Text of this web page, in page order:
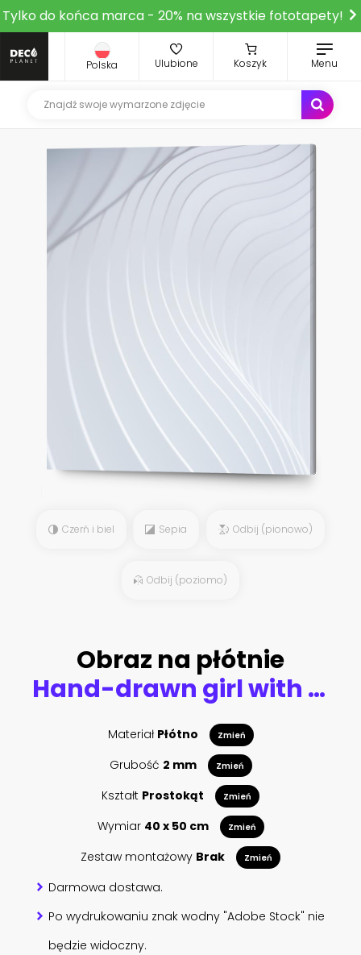
Tylko do końca marca - 20% na wszystkie fototapety!
Polska Ulubione Koszyk Menu
Czerń i biel Sepia Odbij (pionowo)
Odbij (poziomo)
Obraz na płótnie
Hand-drawn girl with silky hair and luxurious eye with perfectly shaped eyebrows and full lashes. Idea for business visit card, typography vector. Perfect salon look.
Materiał Płótno Zmień
Grubość 2 mm Zmień
Kształt Prostokąt Zmień
Wymiar 40 x 50 cm Zmień
Zestaw montażowy Brak Zmień
Darmowa dostawa.
Po wydrukowaniu znak wodny "Adobe Stock" nie
będzie widoczny.